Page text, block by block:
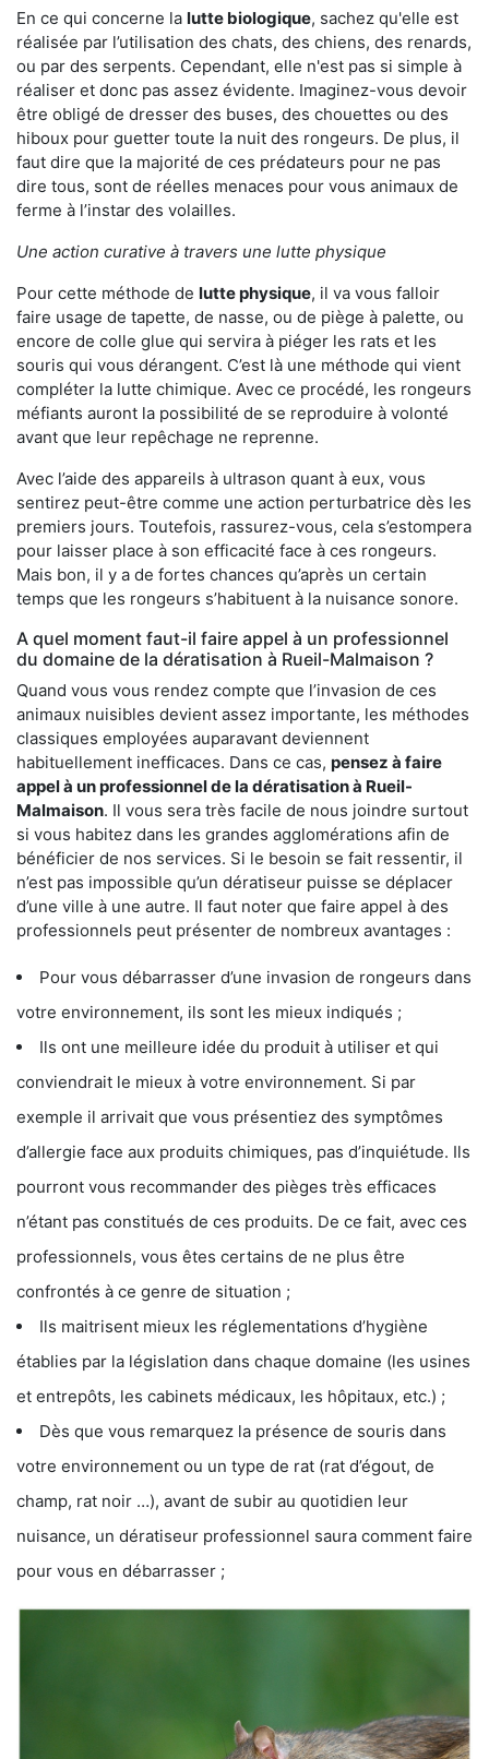
En ce qui concerne la lutte biologique, sachez qu'elle est
réalisée par l’utilisation des chats, des chiens, des renards,
ou par des serpents. Cependant, elle n'est pas si simple à
réaliser et donc pas assez évidente. Imaginez-vous devoir
être obligé de dresser des buses, des chouettes ou des
hiboux pour guetter toute la nuit des rongeurs. De plus, il
faut dire que la majorité de ces prédateurs pour ne pas
dire tous, sont de réelles menaces pour vous animaux de
ferme à l’instar des volailles.
Une action curative à travers une lutte physique
Pour cette méthode de lutte physique, il va vous falloir
faire usage de tapette, de nasse, ou de piège à palette, ou
encore de colle glue qui servira à piéger les rats et les
souris qui vous dérangent. C’est là une méthode qui vient
compléter la lutte chimique. Avec ce procédé, les rongeurs
méfiants auront la possibilité de se reproduire à volonté
avant que leur repêchage ne reprenne.
Avec l’aide des appareils à ultrason quant à eux, vous
sentirez peut-être comme une action perturbatrice dès les
premiers jours. Toutefois, rassurez-vous, cela s’estompera
pour laisser place à son efficacité face à ces rongeurs.
Mais bon, il y a de fortes chances qu’après un certain
temps que les rongeurs s’habituent à la nuisance sonore.
A quel moment faut-il faire appel à un professionnel
du domaine de la dératisation à Rueil-Malmaison ?
Quand vous vous rendez compte que l’invasion de ces
animaux nuisibles devient assez importante, les méthodes
classiques employées auparavant deviennent
habituellement inefficaces. Dans ce cas, pensez à faire
appel à un professionnel de la dératisation à Rueil-
Malmaison. Il vous sera très facile de nous joindre surtout
si vous habitez dans les grandes agglomérations afin de
bénéficier de nos services. Si le besoin se fait ressentir, il
n’est pas impossible qu’un dératiseur puisse se déplacer
d’une ville à une autre. Il faut noter que faire appel à des
professionnels peut présenter de nombreux avantages :
Pour vous débarrasser d’une invasion de rongeurs dans
votre environnement, ils sont les mieux indiqués ;
Ils ont une meilleure idée du produit à utiliser et qui
conviendrait le mieux à votre environnement. Si par
exemple il arrivait que vous présentiez des symptômes
d’allergie face aux produits chimiques, pas d’inquiétude. Ils
pourront vous recommander des pièges très efficaces
n’étant pas constitués de ces produits. De ce fait, avec ces
professionnels, vous êtes certains de ne plus être
confrontés à ce genre de situation ;
Ils maitrisent mieux les réglementations d’hygiène
établies par la législation dans chaque domaine (les usines
et entrepôts, les cabinets médicaux, les hôpitaux, etc.) ;
Dès que vous remarquez la présence de souris dans
votre environnement ou un type de rat (rat d’égout, de
champ, rat noir …), avant de subir au quotidien leur
nuisance, un dératiseur professionnel saura comment faire
pour vous en débarrasser ;